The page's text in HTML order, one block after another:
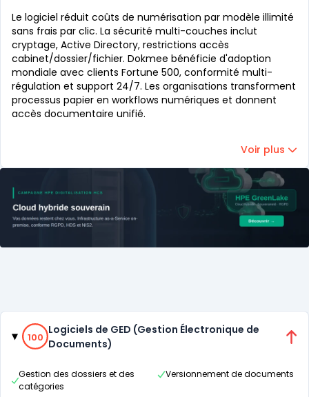
Le logiciel réduit coûts de numérisation par modèle illimité
sans frais par clic. La sécurité multi-couches inclut
cryptage, Active Directory, restrictions accès
cabinet/dossier/fichier. Dokmee bénéficie d'adoption
mondiale avec clients Fortune 500, conformité multi-
régulation et support 24/7. Les organisations transforment
processus papier en workflows numériques et donnent
accès documentaire unifié.
Voir plus
Catégories
100% de compatibilité
100
Logiciels de GED (Gestion Électronique de
Documents)
Gestion des dossiers et des
catégories
Versionnement de documents